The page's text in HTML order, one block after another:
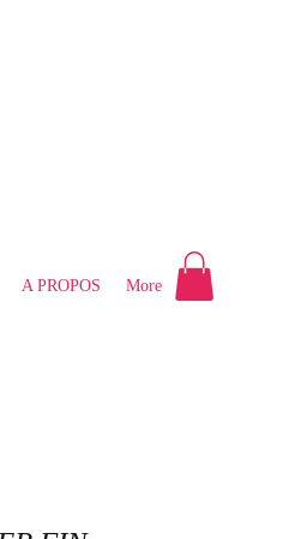
A PROPOS More